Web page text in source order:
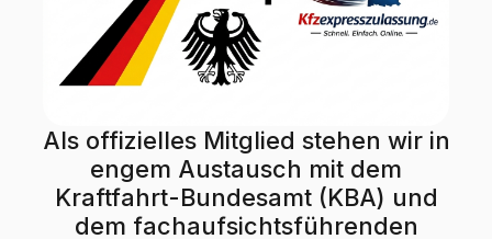
Als offizielles Mitglied stehen wir in
engem Austausch mit dem
Kraftfahrt-Bundesamt (KBA) und
dem fachaufsichtsführenden